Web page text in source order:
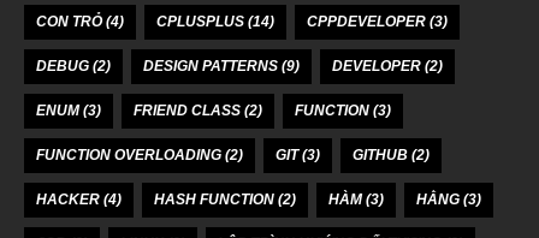
CON TRỎ(4) CPLUSPLUS (14) CPPDEVELOPER (3)
DEBUG (2) DESIGN PATTERNS (9) DEVELOPER (2)
ENUM(3) FRIEND CLASS (2) FUNCTION (3)
FUNCTION OVERLOADING (2) GIT(3) GITHUB (2)
HACKER (4) HASH FUNCTION (2) HÀM(3) HẰNG (3)